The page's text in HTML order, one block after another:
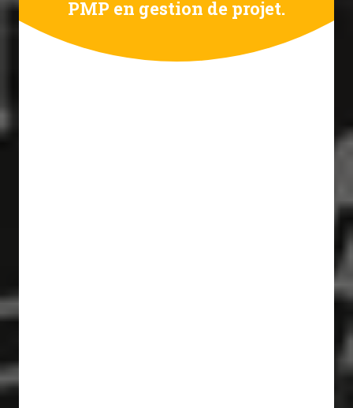
PMP en gestion de projet.